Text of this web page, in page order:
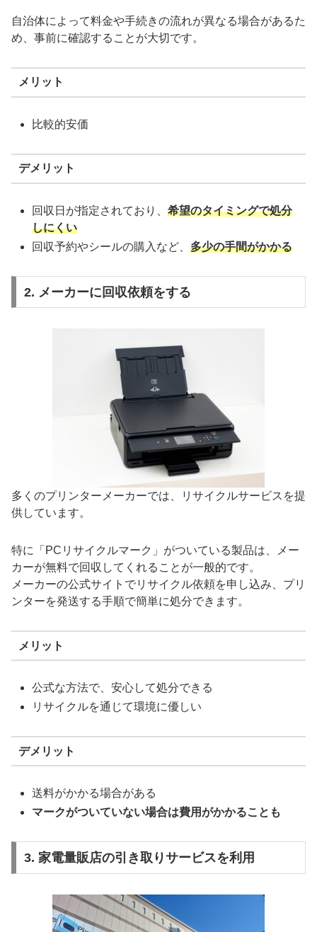
自治体によって料金や手続きの流れが異なる場合があるた
め、事前に確認することが大切です。
メリット
比較的安価
デメリット
回収日が指定されており、希望のタイミングで処分
しにくい
回収予約やシールの購入など、多少の手間がかかる
2. メーカーに回収依頼をする
多くのプリンターメーカーでは、リサイクルサービスを提
供しています。
特に「PCリサイクルマーク」がついている製品は、メー
カーが無料で回収してくれることが一般的です。
メーカーの公式サイトでリサイクル依頼を申し込み、プリ
ンターを発送する手順で簡単に処分できます。
メリット
公式な方法で、安心して処分できる
リサイクルを通じて環境に優しい
デメリット
送料がかかる場合がある
マークがついていない場合は費用がかかることも
3. 家電量販店の引き取りサービスを利用